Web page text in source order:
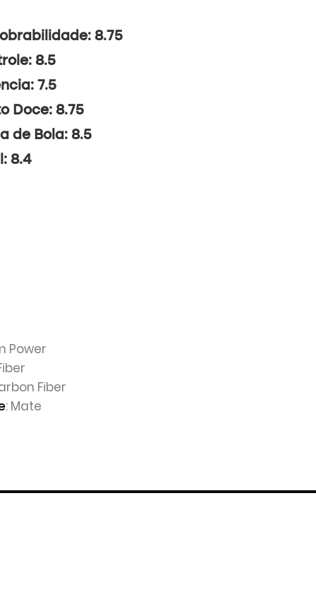
8.75
8.5
7.5
Doce: 8.75
de Bola: 8.5
8.4
Power
Fiber
: Mate